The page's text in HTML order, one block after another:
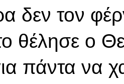
δεν τον
θέλησε ο
πάντα να